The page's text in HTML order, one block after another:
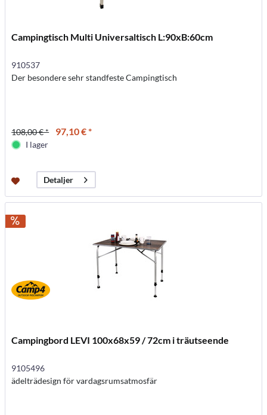
Campingtisch Multi Universaltisch L:90xB:60cm
910537
Der besondere sehr standfeste Campingtisch
108,00 € * 97,10 € *
I lager
Detaljer
Campingbord LEVI 100x68x59 / 72cm i träutseende
9105496
ädelträdesign för vardagsrumsatmosfär